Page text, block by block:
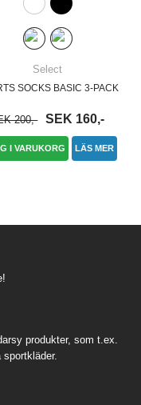
Select
SOCKS BASIC 3-PACK
200,- SEK 160,-
I VARUKORG LÄS MER
produkter, som t.ex.